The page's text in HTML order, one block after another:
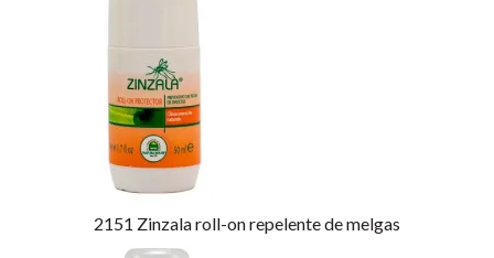
2151 Zinzala roll-on repelente de melgas